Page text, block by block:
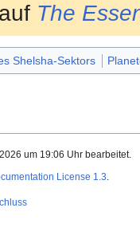
auf The
Shelsha-Sektors
um 19:06 Uhr bearbeitet.
License 1.3